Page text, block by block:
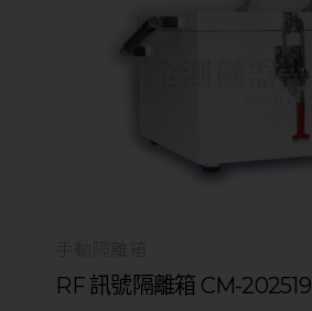
RF 訊號隔離箱 CM-202519